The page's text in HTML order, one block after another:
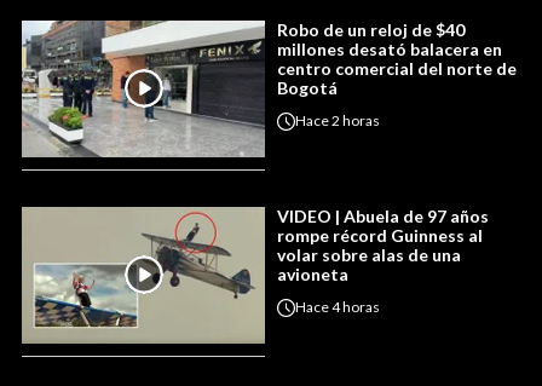
Robo de un reloj de $40
millones desató balacera en
centro comercial del norte de
Bogotá
Hace2 horas
VIDEO | Abuela de 97 años
rompe récord Guinness al
volar sobre alas de una
avioneta
Hace4 horas